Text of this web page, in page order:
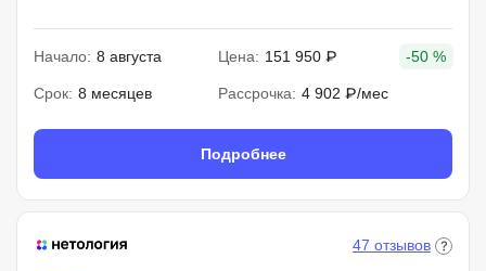
Начало: 8 августа Цена: 151 950 ₽ -50 %
Срок: 8 месяцев Рассрочка: 4 902 ₽/мес
Подробнее
47 отзывов